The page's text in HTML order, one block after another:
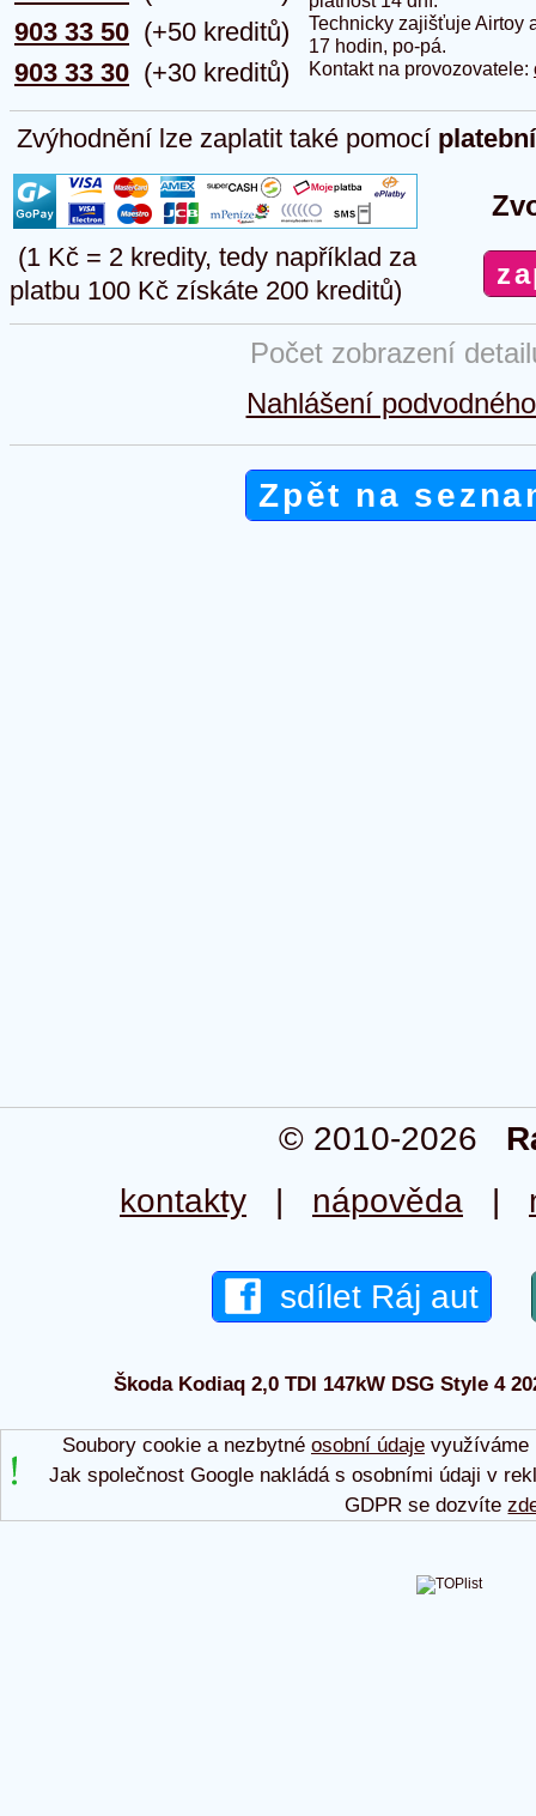
903 33 50
903 33 30
(+50 kreditů)
(+30 kreditů)
Technicky zajišťuje Airtoy
17 hodin, po-pá.
Kontakt na provozovatele:
Zvýhodnění lze zaplatit také pomocí
(1 Kč = 2 kredity, tedy například za
platbu 100 Kč získáte 200 kreditů)
Počet zobrazení
Nahlášení
Zpět na
© 2010-2026
kontakty | nápověda |
sdílet Ráj aut
Škoda Kodiaq 2,0 TDI 147kW DSG Style 4
Soubory cookie a nezbytné osobní údajevyužíváme
Jak společnost Google nakládá s osobními údaji v
GDPR se dozvíte